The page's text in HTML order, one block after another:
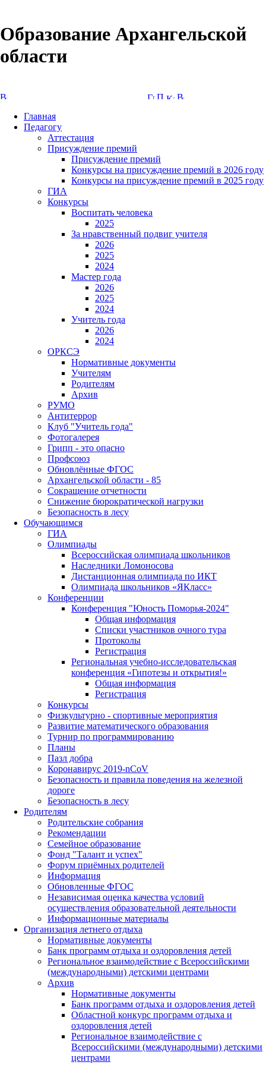
Образование Архангельской
области
Главная
Педагогу
Аттестация
Присуждение премий
Присуждение премий
Конкурсы на присуждение премий в 2026 году
Конкурсы на присуждение премий в 2025 году
ГИА
Конкурсы
Воспитать человека
2025
За нравственный подвиг учителя
2026
2025
2024
Мастер года
2026
2025
2024
Учитель года
2026
2024
ОРКСЭ
Нормативные документы
Учителям
Родителям
Архив
РУМО
Антитеррор
Клуб "Учитель года"
Фотогалерея
Грипп - это опасно
Профсоюз
Обновлённые ФГОС
Архангельской области - 85
Сокращение отчетности
Снижение бюрократической нагрузки
Безопасность в лесу
Обучающимся
ГИА
Олимпиады
Всероссийская олимпиада школьников
Наследники Ломоносова
Дистанционная олимпиада по ИКТ
Олимпиада школьников «ЯКласс»
Конференции
Конференция "Юность Поморья-2024"
Общая информация
Списки участников очного тура
Протоколы
Регистрация
Региональная учебно-исследовательская
конференция «Гипотезы и открытия!»
Общая информация
Регистрация
Конкурсы
Физкультурно - спортивные мероприятия
Развитие математического образования
Турнир по программированию
Планы
Пазл добра
Коронавирус 2019-nCoV
Безопасность и правила поведения на железной
дороге
Безопасность в лесу
Родителям
Родительские собрания
Рекомендации
Семейное образование
Фонд "Талант и успех"
Форум приёмных родителей
Информация
Обновленные ФГОС
Независимая оценка качества условий
осуществления образовательной деятельности
Информационные материалы
Организация летнего отдыха
Нормативные документы
Банк программ отдыха и оздоровления детей
Региональное взаимодействие с Всероссийскими
(международными) детскими центрами
Архив
Нормативные документы
Банк программ отдыха и оздоровления детей
Областной конкурс программ отдыха и
оздоровления детей
Региональное взаимодействие с
Всероссийскими (международными) детскими
центрами